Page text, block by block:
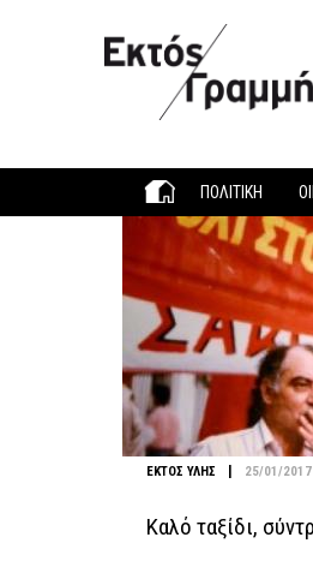
ΠΟΛΙΤΙΚΗ
ΕΚΤΟΣ ΥΛΗΣ | 25/01/
Καλό ταξίδι,